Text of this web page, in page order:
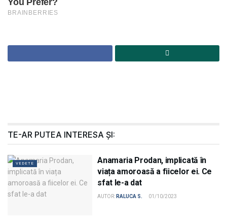
TE-AR PUTEA INTERESA ȘI:
VEDETE
Anamaria Prodan, implicată în
viața amoroasă a fiicelor ei. Ce
sfat le-a dat
AUTOR: RALUCA S. 01/10/2023